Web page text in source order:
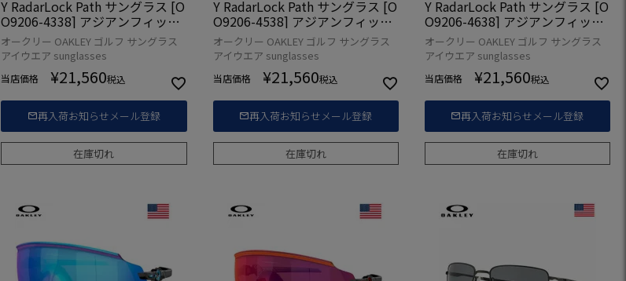
Y RadarLock Path サングラス [O
O9206-4338] アジアンフィット
モデル
オークリー OAKLEY ゴルフ サングラス
アイウエア sunglasses
当店価格 ¥21,560税込
再入荷お知らせメール登録
在庫切れ
Y RadarLock Path サングラス [O
O9206-4538] アジアンフィット
モデル
オークリー OAKLEY ゴルフ サングラス
アイウエア sunglasses
当店価格 ¥21,560税込
再入荷お知らせメール登録
在庫切れ
Y RadarLock Path サングラス [O
O9206-4638] アジアンフィット
モデル
オークリー OAKLEY ゴルフ サングラス
アイウエア sunglasses
当店価格 ¥21,560税込
再入荷お知らせメール登録
在庫切れ